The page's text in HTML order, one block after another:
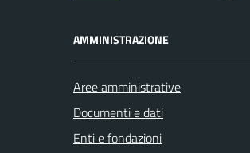
AMMINISTRAZIONE
Aree amministrative
Documenti e dati
Enti e fondazioni